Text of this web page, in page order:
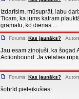
Izdarīsim, mūsuprāt, labu
Ticam, ka jums katram
grāmatu, ko dienas ...
Forums: Kas jaunāks?
Jau esam ziņojuši, ka šogad
Actionbound. Ja vēlaties
Forums: Kas jaunāks?
šobrīd pieteikušies: